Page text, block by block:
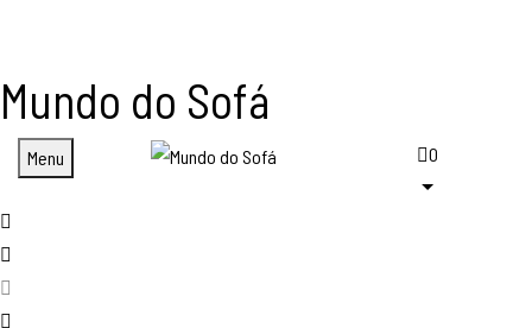
Mundo do Sofá
Menu 0